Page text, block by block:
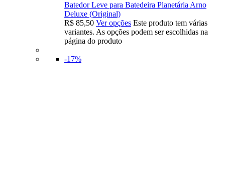
Batedor Leve para Batedeira Planetária Arno
Deluxe (Original)
R$ 85,50 Ver opções Este produto tem várias
variantes. As opções podem ser escolhidas na
página do produto
-17%